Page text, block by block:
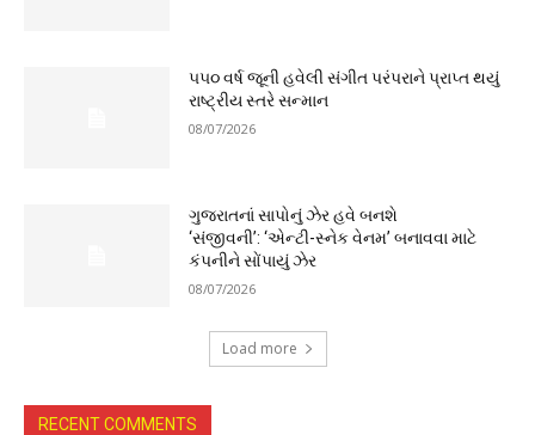
૫૫૦ વર્ષ જૂની હવેલી સંગીત પરંપરાને પ્રાપ્ત થયું
રાષ્ટ્રીય સ્તરે સન્માન
08/07/2026
ગુજરાતનાં સાપોનું ઝેર હવે બનશે
‘સંજીવની’: ‘એન્ટી-સ્નેક વેનમ’ બનાવવા માટે
કંપનીને સોંપાયું ઝેર
08/07/2026
Load more
RECENT COMMENTS